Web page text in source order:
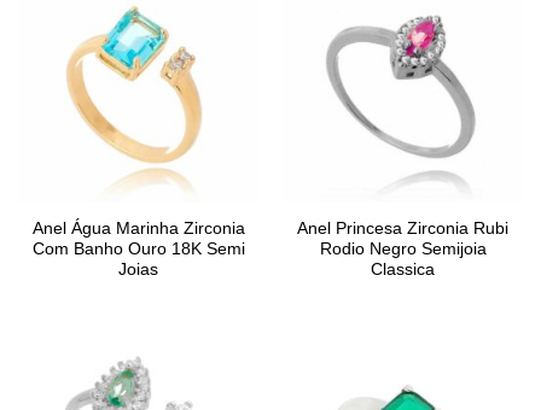
Anel Água Marinha Zirconia
Com Banho Ouro 18K Semi
Joias
Anel Princesa Zirconia Rubi
Rodio Negro Semijoia
Classica